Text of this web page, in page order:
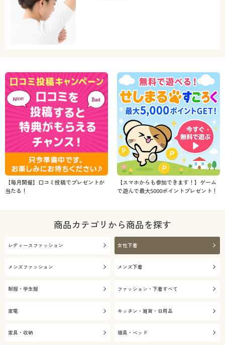
【毎月開催】口コミ投稿でプレゼントが
当たる！
【スマホからも参加できます！】ゲーム
で遊んで最大5000ポイントプレゼント！
商品カテゴリから商品を探す
レディースファッション 女性下着
メンズファッション メンズ下着
制服・学生服 ファッション・下着すべて
家電 キッチン・雑貨・日用品
家具・収納 寝具・ベッド